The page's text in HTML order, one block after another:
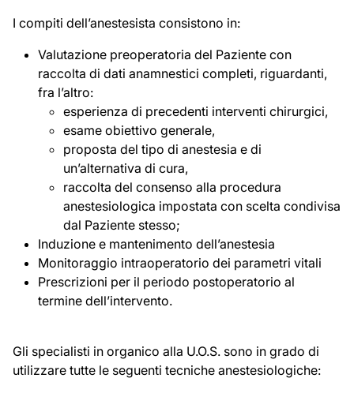
I compiti dell’anestesista consistono in:
Valutazione preoperatoria del Paziente con
raccolta di dati anamnestici completi, riguardanti,
fra l’altro:
esperienza di precedenti interventi chirurgici,
esame obiettivo generale,
proposta del tipo di anestesia e di
un’alternativa di cura,
raccolta del consenso alla procedura
anestesiologica impostata con scelta condivisa
dal Paziente stesso;
Induzione e mantenimento dell’anestesia
Monitoraggio intraoperatorio dei parametri vitali
Prescrizioni per il periodo postoperatorio al
termine dell’intervento.
Gli specialisti in organico alla U.O.S. sono in grado di
utilizzare tutte le seguenti tecniche anestesiologiche: